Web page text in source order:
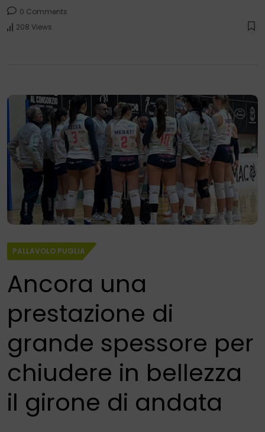
0 Comments
208 Views
PALLAVOLO PUGLIA
Ancora una
prestazione di
grande spessore per
chiudere in bellezza
il girone di andata